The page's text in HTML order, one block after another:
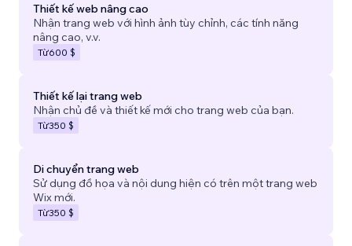
Thiết kế web nâng cao
Nhận trang web với hình ảnh tùy chỉnh, các tính năng
nâng cao, v.v.
Từ600 $
Thiết kế lại trang web
Nhận chủ đề và thiết kế mới cho trang web của bạn.
Từ350 $
Di chuyển trang web
Sử dụng đồ họa và nội dung hiện có trên một trang web
Wix mới.
Từ350 $